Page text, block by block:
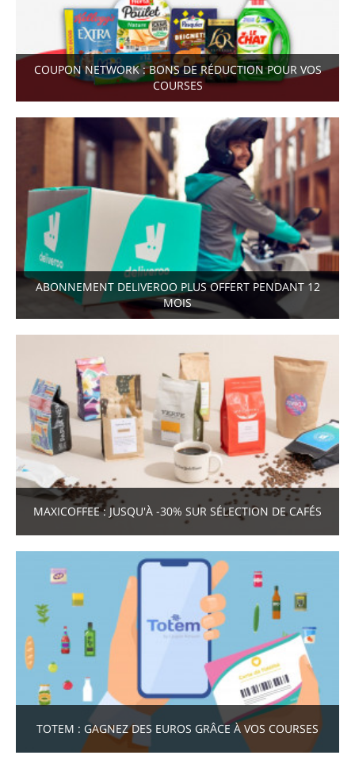
COUPON NETWORK : BONS DE RÉDUCTION POUR VOS
COURSES
ABONNEMENT DELIVEROO PLUS OFFERT PENDANT 12
MOIS
MAXICOFFEE : JUSQU'À -30% SUR SÉLECTION DE CAFÉS
TOTEM : GAGNEZ DES EUROS GRÂCE À VOS COURSES